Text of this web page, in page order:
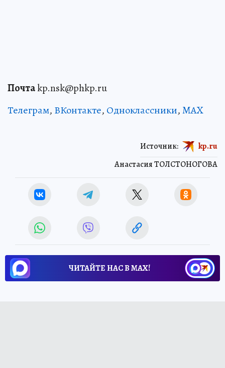
Почтаkp.nsk@phkp.ru
Телеграм, ВКонтакте, Одноклассники,MAX
Анастасия ТОЛСТОНОГОВА
Источник: kp.ru
ЧИТАЙТЕ НАС В МАХ!